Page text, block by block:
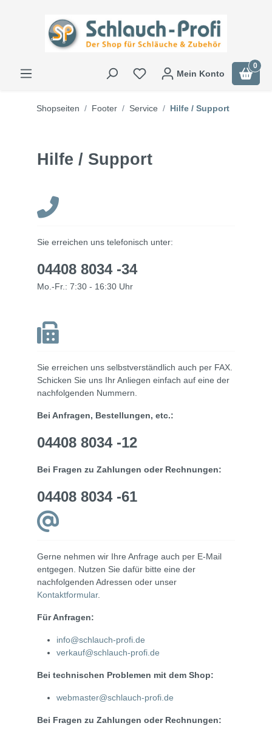
Mein Konto
0
Shopseiten Footer Service Hilfe / Support
Hilfe / Support
Sie erreichen uns telefonisch unter:
04408 8034 -34
Mo.-Fr.: 7:30 - 16:30 Uhr
Sie erreichen uns selbstverständlich auch per FAX.
Schicken Sie uns Ihr Anliegen einfach auf eine der
nachfolgenden Nummern.
Bei Anfragen, Bestellungen, etc.:
04408 8034 -12
Bei Fragen zu Zahlungen oder Rechnungen:
04408 8034 -61
Gerne nehmen wir Ihre Anfrage auch per E-Mail
entgegen. Nutzen Sie dafür bitte eine der
nachfolgenden Adressen oder unser
Kontaktformular.
Für Anfragen:
info@schlauch-profi.de
verkauf@schlauch-profi.de
Bei technischen Problemen mit dem Shop:
webmaster@schlauch-profi.de
Bei Fragen zu Zahlungen oder Rechnungen: